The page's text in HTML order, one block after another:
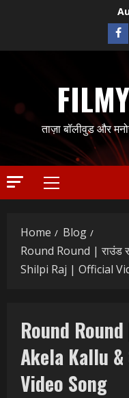
ताज़ा बॉलीवुड और
Primary
Home
Blog
Round Round | राउंड
Shilpi Raj | Official
Round
Akela Kallu
Video Song